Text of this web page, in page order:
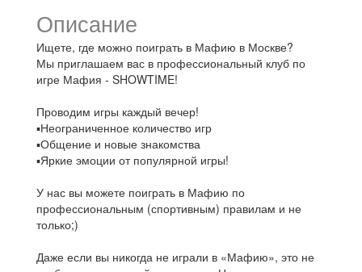
Описание
Ищете, где можно поиграть в Мафию в Москве?
Мы приглашаем вас в профессиональный клуб по
игре Мафия - SHOWTIME!
Проводим игры каждый вечер!
▪️Неограниченное количество игр
▪️Общение и новые знакомства
▪️Яркие эмоции от популярной игры!
У нас вы можете поиграть в Мафию по
профессиональным (спортивным) правилам и не
только;)
Даже если вы никогда не играли в «Мафию», это не